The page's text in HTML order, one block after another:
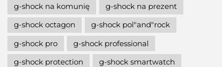
g-shock na komunię
g-shock na prezent
g-shock octagon
g-shock pol"and"rock
g-shock pro
g-shock professional
g-shock protection
g-shock smartwatch